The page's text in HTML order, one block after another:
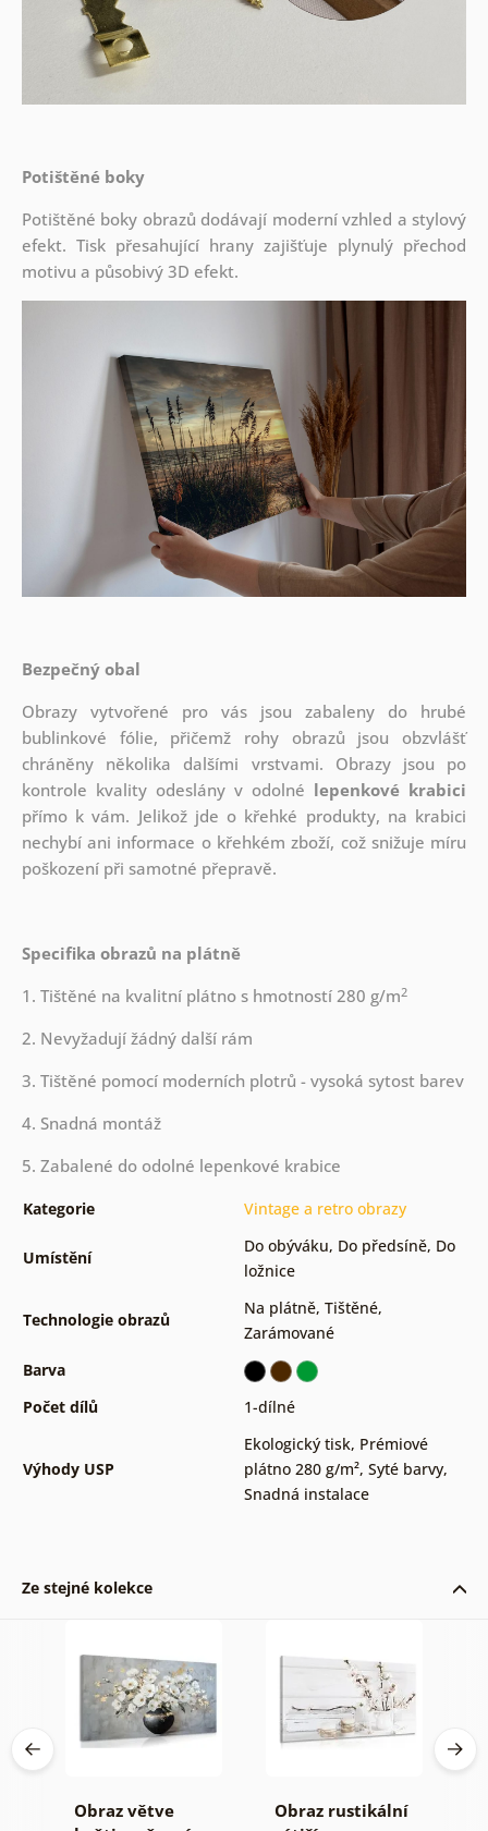
Potištěné boky
Potištěné boky obrazů dodávají moderní vzhled a stylový
efekt. Tisk přesahující hrany zajišťuje plynulý přechod
motivu a působivý 3D efekt.
Bezpečný obal
Obrazy vytvořené pro vás jsou zabaleny do hrubé
bublinkové fólie, přičemž rohy obrazů jsou obzvlášť
chráněny několika dalšími vrstvami. Obrazy jsou po
kontrole kvality odeslány v odolné lepenkové krabici
přímo k vám. Jelikož jde o křehké produkty, na krabici
nechybí ani informace o křehkém zboží, což snižuje míru
poškození při samotné přepravě.
Specifika obrazů na plátně
1. Tištěné na kvalitní plátno s hmotností 280 g/m2
2. Nevyžadují žádný další rám
3. Tištěné pomocí moderních plotrů - vysoká sytost barev
4. Snadná montáž
5. Zabalené do odolné lepenkové krabice
Kategorie Vintage a retro obrazy
Umístění
Do obýváku, Do předsíně, Do
ložnice
Technologie obrazů
Na plátně, Tištěné,
Zarámované
Barva
Počet dílů
1-dílné
Výhody USP
Ekologický tisk, Prémiové
plátno 280 g/m², Syté barvy,
Snadná instalace
Ze stejné kolekce
Obraz větve
Obraz rustikální